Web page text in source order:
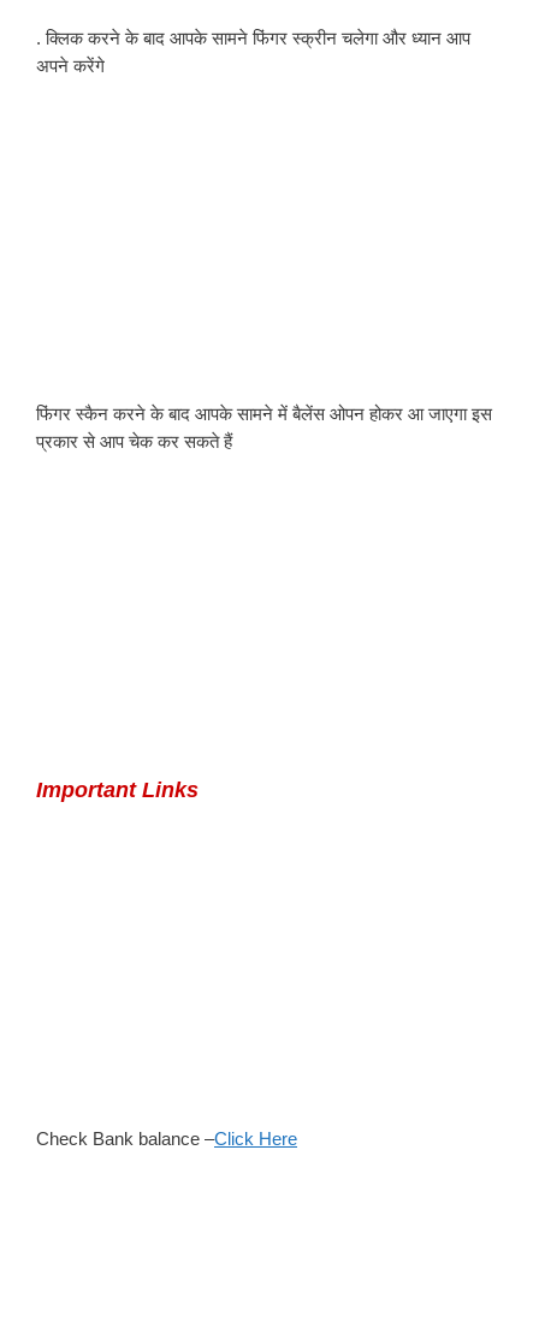
. क्लिक करने के बाद आपके सामने फिंगर स्क्रीन चलेगा और ध्यान आप
अपने करेंगे
फिंगर स्कैन करने के बाद आपके सामने में बैलेंस ओपन होकर आ जाएगा इस
प्रकार से आप चेक कर सकते हैं
Important Links
Check Bank balance –Click Here